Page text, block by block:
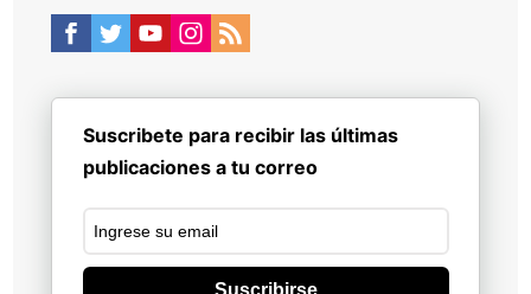
Suscribete para recibir las últimas
publicaciones a tu correo